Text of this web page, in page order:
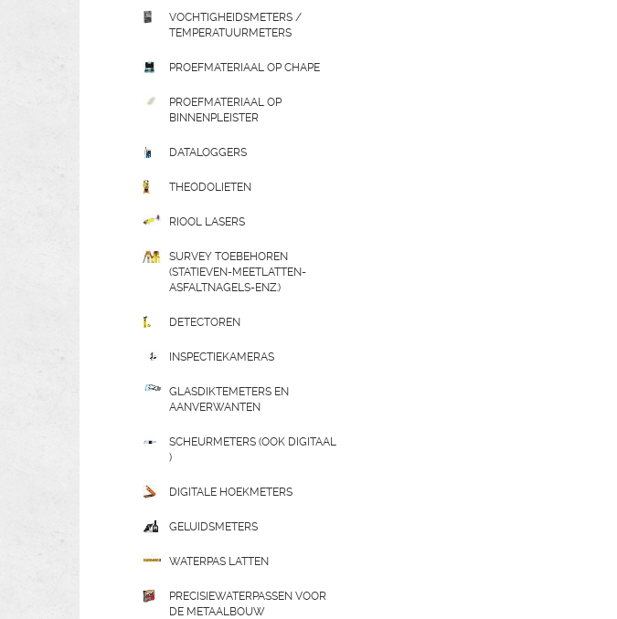
VOCHTIGHEIDSMETERS /
TEMPERATUURMETERS
PROEFMATERIAAL OP CHAPE
PROEFMATERIAAL OP
BINNENPLEISTER
DATALOGGERS
THEODOLIETEN
RIOOL LASERS
SURVEY TOEBEHOREN
(STATIEVEN-MEETLATTEN-
ASFALTNAGELS-ENZ.)
DETECTOREN
INSPECTIEKAMERAS
GLASDIKTEMETERS EN
AANVERWANTEN
SCHEURMETERS (OOK DIGITAAL
)
DIGITALE HOEKMETERS
GELUIDSMETERS
WATERPAS LATTEN
PRECISIEWATERPASSEN VOOR
DE METAALBOUW